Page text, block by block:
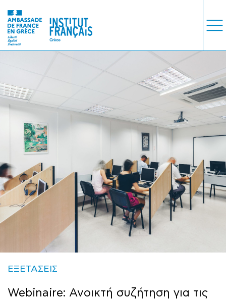
ΕΞΕΤΑΣΕΙΣ
ΣΠΟΥΔΕΣ
ΣΥΝΕΡΓΕΙΕΣ
ΒΙΒΛΙΟΘΗΚΗ
ΕΞΕΤΑΣΕΙΣ
Webinaire: Ανοικτή συζήτηση για τις